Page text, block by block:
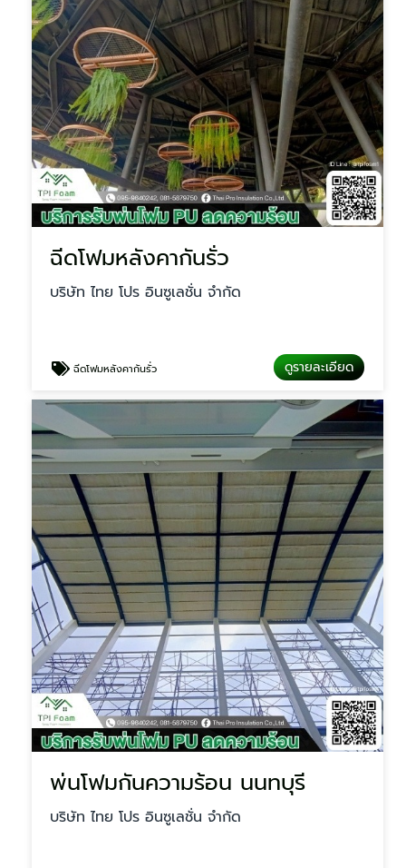
ฉีดโฟมหลังคากันรั่ว
บริษัท ไทย โปร อินซูเลชั่น จำกัด
ฉีดโฟมหลังคากันรั่ว ดูรายละเอียด
พ่นโฟมกันความร้อน นนทบุรี
บริษัท ไทย โปร อินซูเลชั่น จำกัด